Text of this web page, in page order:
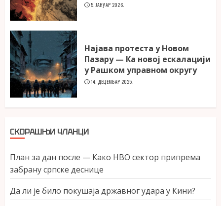
5. ЈАНУАР 2026.
Најава протеста у Новом
Пазару — Ка новој ескалацији
у Рашком управном округу
14. ДЕЦЕМБАР 2025.
СКОРАШЊИ ЧЛАНЦИ
План за дан после — Како НВО сектор припрема
забрану српске деснице
Да ли је било покушаја државног удара у Кини?